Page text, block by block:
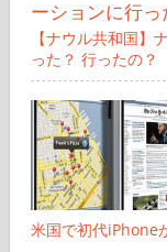
【ナウル共和国】
った？ 行ったの？
米国で初代iPhone